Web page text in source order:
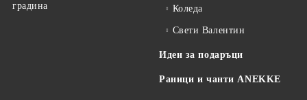
градина
Коледа
Свети Валентин
Идеи за подаръци
Раници и чанти ANEKKE